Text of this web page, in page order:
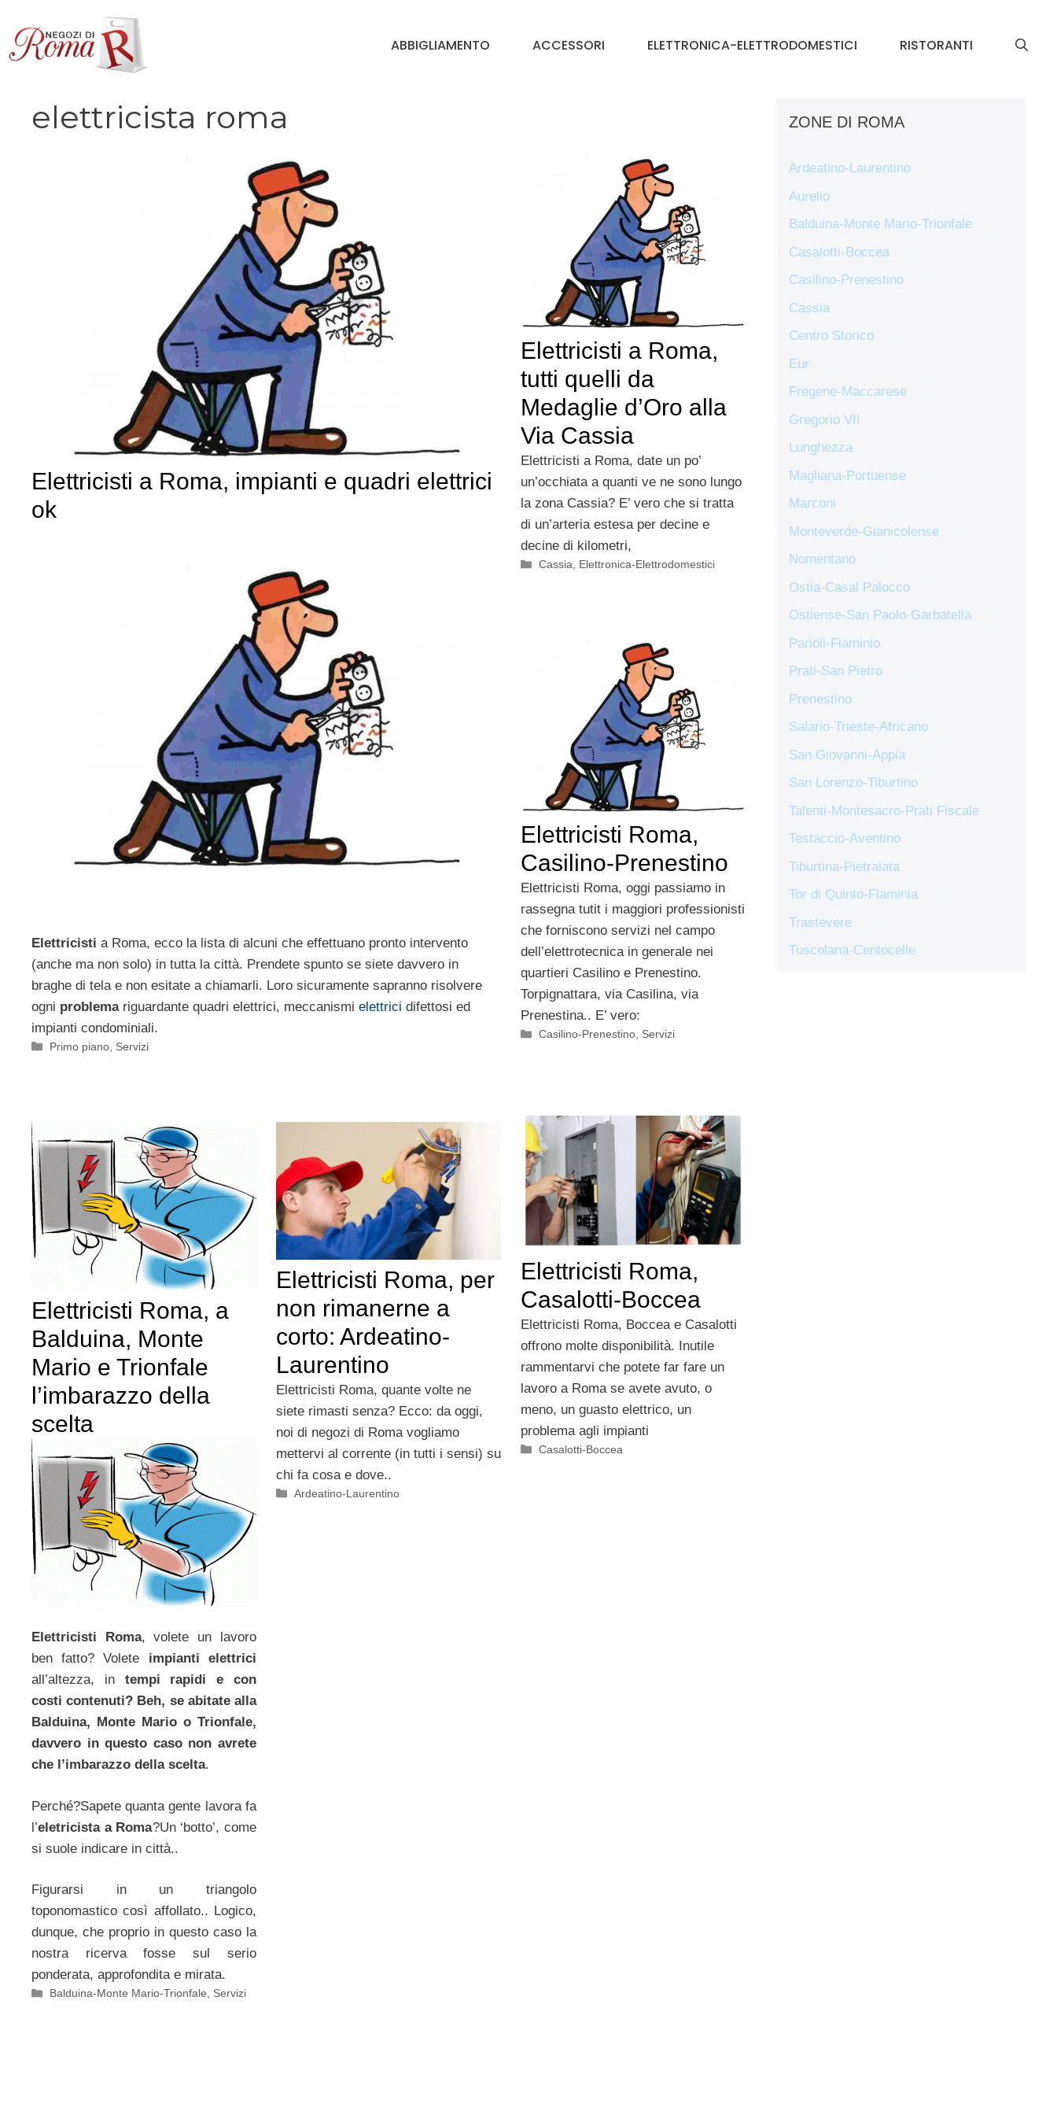
contenuto
ABBIGLIAMENTO ACCESSORI ELETTRONICA-ELETTRODOMESTICI RISTORANTI
elettricista roma
Elettricisti a Roma, impianti e quadri elettrici
ok
Elettricisti a Roma, ecco la lista di alcuni che effettuano pronto intervento
(anche ma non solo) in tutta la città. Prendete spunto se siete davvero in
braghe di tela e non esitate a chiamarli. Loro sicuramente sapranno risolvere
ogni problemariguardante quadri elettrici, meccanismi elettrici difettosi ed
impianti condominiali.
Categorie
Primo piano Servizi
Elettricisti a Roma,
tutti quelli da
Medaglie d’Oro alla
Via Cassia
Elettricisti a Roma, date un po’
un’occhiata a quanti ve ne sono lungo
la zona Cassia? E’ vero che si tratta
di un’arteria estesa per decine e
decine di kilometri,
Categorie
Cassia, Elettronica-Elettrodomestici
Elettricisti Roma,
Casilino-Prenestino
Elettricisti Roma, oggi passiamo in
rassegna tutit i maggiori professionisti
che forniscono servizi nel campo
dell’elettrotecnica in generale nei
quartieri Casilino e Prenestino.
Torpignattara, via Casilina, via
Prenestina.. E’ vero:
Categorie
Casilino-Prenestino, Servizi
Elettricisti Roma,
Casalotti-Boccea
Elettricisti Roma, Boccea e Casalotti
offrono molte disponibilità. Inutile
rammentarvi che potete far fare un
lavoro a Roma se avete avuto, o
meno, un guasto elettrico, un
problema agli impianti
Categorie
Casalotti-Boccea
Elettricisti Roma, a
Balduina, Monte
Mario e Trionfale
l’imbarazzo della
scelta
Elettricisti Roma, volete un lavoro
ben fatto? Volete impianti elettrici
all’altezza, in tempi rapidi e con
costi contenuti? Beh, se abitate alla
Balduina, Monte Mario o Trionfale,
davvero in questo caso non avrete
che l’imbarazzo della scelta.
Perché?Sapete quanta gente lavora fa
l’eletricista a Roma?Un ‘botto’, come
si suole indicare in città..
Figurarsi in un triangolo
toponomastico così affollato.. Logico,
dunque, che proprio in questo caso la
nostra ricerva fosse sul serio
ponderata, approfondita e mirata.
Categorie
Balduina-Monte Mario-Trionfale, Servizi
Elettricisti Roma, per
non rimanerne a
corto: Ardeatino-
Laurentino
Elettricisti Roma, quante volte ne
siete rimasti senza? Ecco: da oggi,
noi di negozi di Roma vogliamo
mettervi al corrente (in tutti i sensi) su
chi fa cosa e dove..
Categorie
Ardeatino-Laurentino
ZONE DI ROMA
Ardeatino-Laurentino
Aurelio
Balduina-Monte Mario-Trionfale
Casalotti-Boccea
Casilino-Prenestino
Cassia
Centro Storico
Eur
Fregene-Maccarese
Gregorio VII
Lunghezza
Magliana-Portuense
Marconi
Monteverde-Gianicolense
Nomentano
Ostia-Casal Palocco
Ostiense-San Paolo-Garbatella
Parioli-Flaminio
Prati-San Pietro
Prenestino
Salario-Trieste-Africano
San Giovanni-Appia
San Lorenzo-Tiburtino
Talenti-Montesacro-Prati Fiscale
Testaccio-Aventino
Tiburtina-Pietralata
Tor di Quinto-Flaminia
Trastevere
Tuscolana-Centocelle